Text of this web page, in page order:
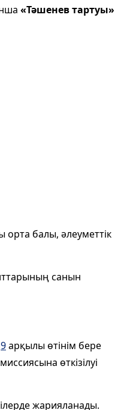
«Тәшенев тартуы»
орта балы, әлеуметтік
санын
арқылы өтінім бере
өткізілуі
жарияланады.